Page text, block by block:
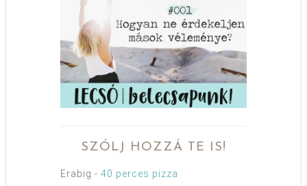
SZÓLJ HOZZÁ TE IS!
Erabig - 40 perces pizza